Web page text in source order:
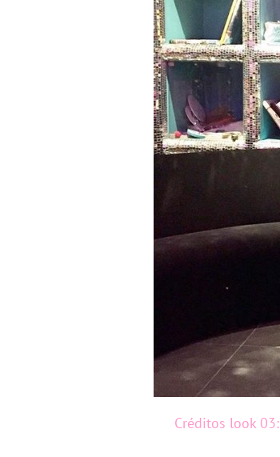
Créditos look 03: